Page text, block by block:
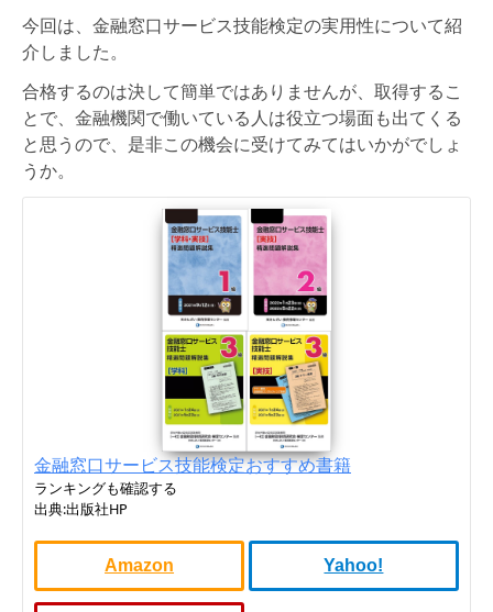
今回は、金融窓口サービス技能検定の実用性について紹
介しました。
合格するのは決して簡単ではありませんが、取得するこ
とで、金融機関で働いている人は役立つ場面も出てくる
と思うので、是非この機会に受けてみてはいかがでしょ
うか。
金融窓口サービス技能検定おすすめ書籍
ランキングも確認する
出典:出版社HP
Amazon Yahoo!